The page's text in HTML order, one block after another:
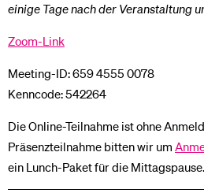
einige Tage nach der Veranstaltung
Zoom-Link
Meeting-ID: 659 4555 0078
Kenncode: 542264
Die Online-Teilnahme ist ohne
Präsenzteilnahme bitten wir um
ein Lunch-Paket für die Mittagspause.